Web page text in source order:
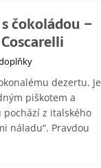
čokoládou –
dezertu. Je
piškotem a
z italského
náladu“. Pravdou